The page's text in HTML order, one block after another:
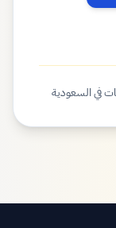
في السعودية